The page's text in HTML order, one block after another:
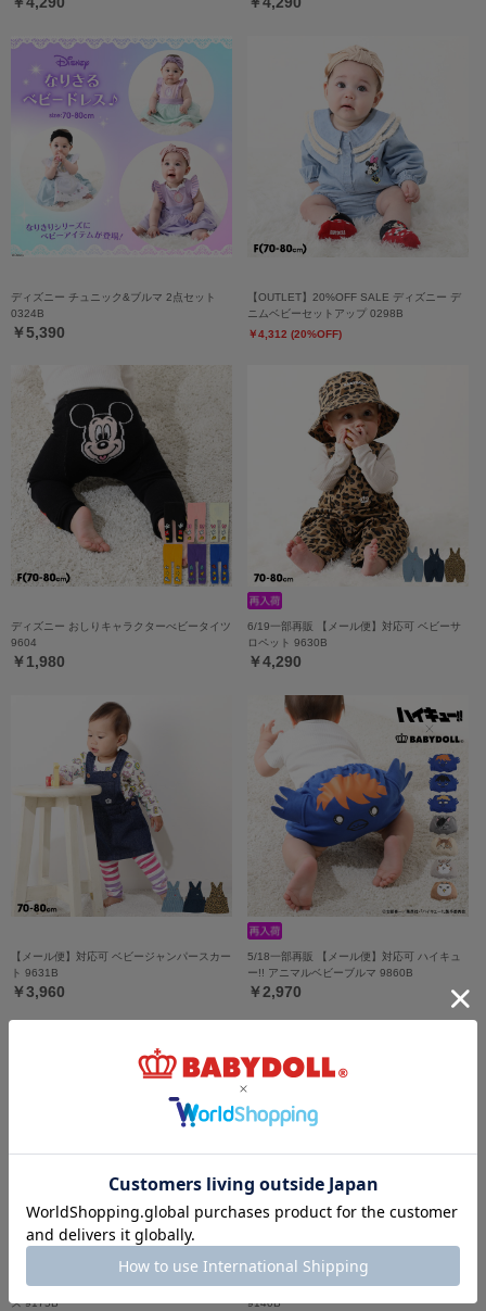
ディズニー チュニック&ブルマ 2点セット
0324B
￥5,390
【OUTLET】20%OFF SALE ディズニー デ
ニムベビーセットアップ 0298B
￥4,312 (20%OFF)
ディズニー おしりキャラクターべビータイツ
9604
￥1,980
6/19一部再販 【メール便】対応可 ベビーサ
ロペット 9630B
￥4,290
【メール便】対応可 ベビージャンパースカー
ト 9631B
￥3,960
5/18一部再販 【メール便】対応可 ハイキュ
ー!! アニマルベビーブルマ 9860B
￥2,970
5/18一部再販 ディズニー なりきるロンパー
ス 9175B
5/18一部再販 アニマル ベビー2点セット
9140B